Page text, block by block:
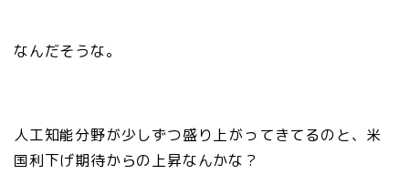
なんだそうな。
人工知能分野が少しずつ盛り上がってきてるのと、米
国利下げ期待からの上昇なんかな？